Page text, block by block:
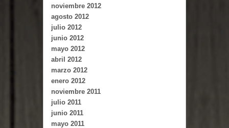
noviembre 2012
agosto 2012
julio 2012
junio 2012
mayo 2012
abril 2012
marzo 2012
enero 2012
noviembre 2011
julio 2011
junio 2011
mayo 2011